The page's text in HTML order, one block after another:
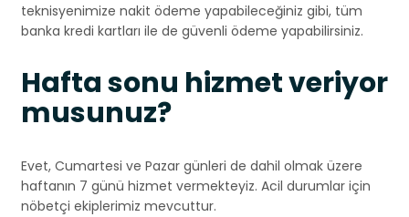
teknisyenimize nakit ödeme yapabileceğiniz gibi, tüm
banka kredi kartları ile de güvenli ödeme yapabilirsiniz.
Hafta sonu hizmet veriyor
musunuz?
Evet, Cumartesi ve Pazar günleri de dahil olmak üzere
haftanın 7 günü hizmet vermekteyiz. Acil durumlar için
nöbetçi ekiplerimiz mevcuttur.